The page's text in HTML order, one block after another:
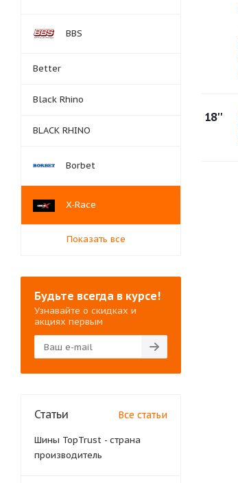
18''
BBS
Better
Black Rhino
BLACK RHINO
Borbet
X-Race
Показать все
Будьте всегда в курсе!
Узнавайте о скидках и
акциях первым
Статьи Все статьи
Шины TopTrust - страна
производитель